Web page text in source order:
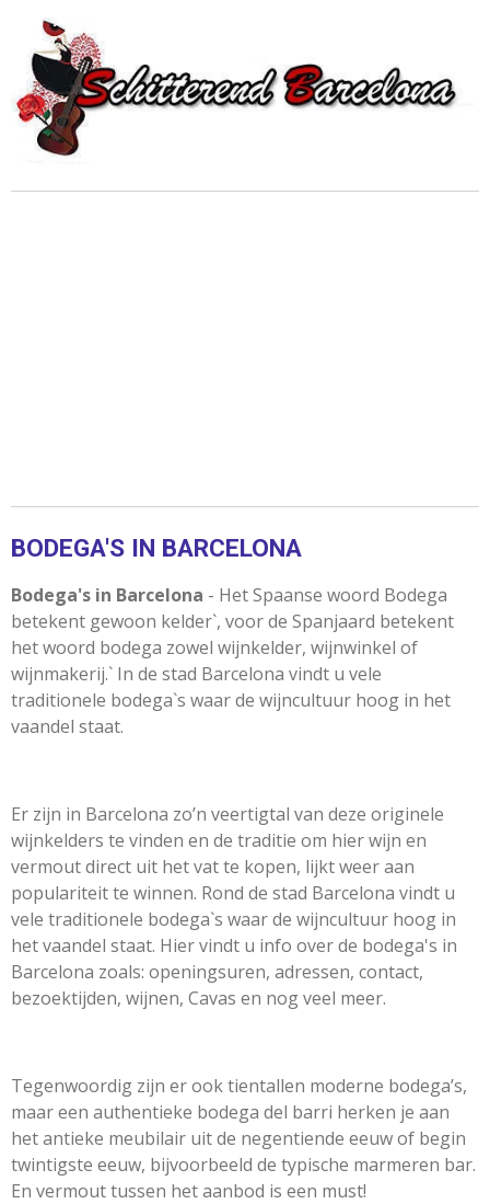
BODEGA'S IN BARCELONA
Bodega's in Barcelona - Het Spaanse woord Bodega
betekent gewoon kelder`, voor de Spanjaard betekent
het woord bodega zowel wijnkelder, wijnwinkel of
wijnmakerij.` In de stad Barcelona vindt u vele
traditionele bodega`s waar de wijncultuur hoog in het
vaandel staat.
Er zijn in Barcelona zo’n veertigtal van deze originele
wijnkelders te vinden en de traditie om hier wijn en
vermout direct uit het vat te kopen, lijkt weer aan
populariteit te winnen. Rond de stad Barcelona vindt u
vele traditionele bodega`s waar de wijncultuur hoog in
het vaandel staat. Hier vindt u info over de bodega's in
Barcelona zoals: openingsuren, adressen, contact,
bezoektijden, wijnen, Cavas en nog veel meer.
Tegenwoordig zijn er ook tientallen moderne bodega’s,
maar een authentieke bodega del barri herken je aan
het antieke meubilair uit de negentiende eeuw of begin
twintigste eeuw, bijvoorbeeld de typische marmeren bar.
En vermout tussen het aanbod is een must!